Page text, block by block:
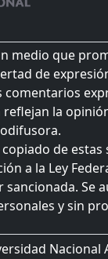
medio que
de
comentarios
la
de
a la Ley
Se
y sin